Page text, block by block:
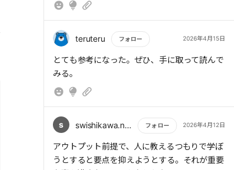
もし(If):仕事に飽き、無関係なサイトを開きそ
セットし、コーヒーを淹れるために席を立つ。
困難で良い。
さらに身体を動かすという最強ムーブの3コン
ボ。
他にも短時間の単純作業切り替えや、時間ルー
ティンなど
あるが、上記の3コンボだけで良い。後は応用
する。
> (3)タスクを細分化し、達成を可視化する
> (4)「完璧じゃなくていい」と口にする
> 同じ作業でも、「やらされている」のではな
く「自分が選んで行っている」ととらえるだけ
で、「時間の主導権を自分が握っている」とい
う感覚が生まれる。この「自己決定感」こそ
が、時間を豊かに感じさせる最強のスイッチで
ある。
> 「失敗したらどうしよう」という不安を、
「完璧じゃなくていい」という言葉で上書きす
る。
teruteru フォロー 2026年4月15日
もっと読む
とても参考になった。ぜひ、手に取って読んで
みる。
s swishikawa.naoki フォロー 2026年4月12日
もっと読む
アウトプット前提で、人に教えるつもりで学ぼ
うとすると要点を抑えようとする。それが重要